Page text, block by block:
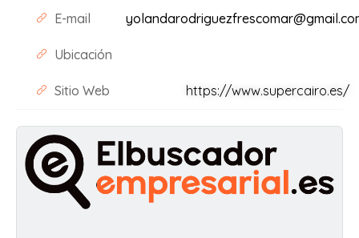
E-mail
Ubicación
Sitio Web https://www.supercairo.es/